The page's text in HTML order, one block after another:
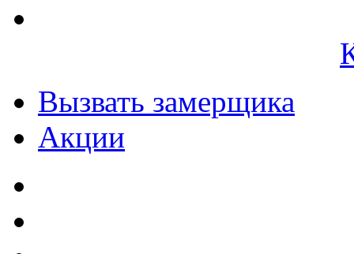
Вызвать замерщика
Акции